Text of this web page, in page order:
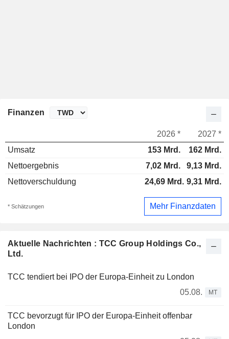
Aktuelle Nachrichten : TCC Group Holdings Co.,
Ltd.
TCC tendiert bei IPO der Europa-Einheit zu London
05.08.
MT
TCC bevorzugt für IPO der Europa-Einheit offenbar
London
Finanzen
2026 *
2027 *
Umsatz
153 Mrd.
162 Mrd.
Nettoergebnis
7,02 Mrd.
9,13 Mrd.
Nettoverschuldung
24,69 Mrd. 9,31 Mrd.
* Schätzungen Mehr Finanzdaten